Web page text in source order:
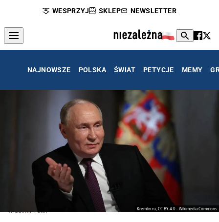
WESPRZYJ SKLEP NEWSLETTER
NAJNOWSZE POLSKA ŚWIAT PETYCJE MEMY
Kremlin.ru, CC BY 4.0 - Wikimedia Commons
Władimir Putin